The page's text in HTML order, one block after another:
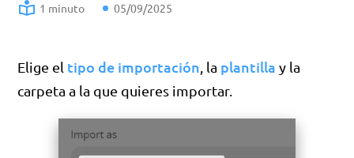
1 minuto 05/09/2025
Elige el tipo de importación , la plantillay la
carpeta a la que quieres importar.